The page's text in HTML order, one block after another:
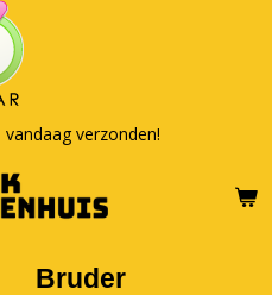
verzonden!
Bruder